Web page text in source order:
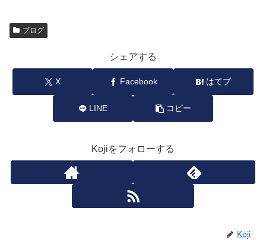
ブログ
シェアする
X Facebook はてブ
LINE コピー
Kojiをフォローする
Koji